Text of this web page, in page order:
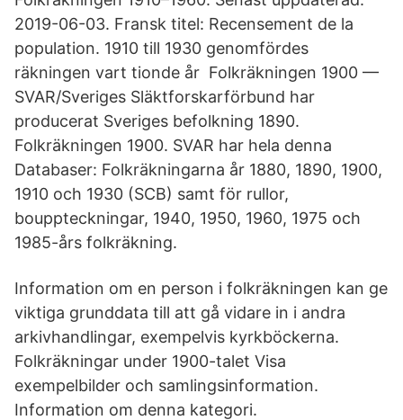
2019-06-03. Fransk titel: Recensement de la
population. 1910 till 1930 genomfördes
räkningen vart tionde år Folkräkningen 1900 —
SVAR/Sveriges Släktforskarförbund har
producerat Sveriges befolkning 1890.
Folkräkningen 1900. SVAR har hela denna
Databaser: Folkräkningarna år 1880, 1890, 1900,
1910 och 1930 (SCB) samt för rullor,
bouppteckningar, 1940, 1950, 1960, 1975 och
1985-års folkräkning.
Information om en person i folkräkningen kan ge
viktiga grunddata till att gå vidare in i andra
arkivhandlingar, exempelvis kyrkböckerna.
Folkräkningar under 1900-talet Visa
exempelbilder och samlingsinformation.
Information om denna kategori.